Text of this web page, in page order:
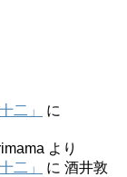
二」
に
より
二」
に 酒井敦